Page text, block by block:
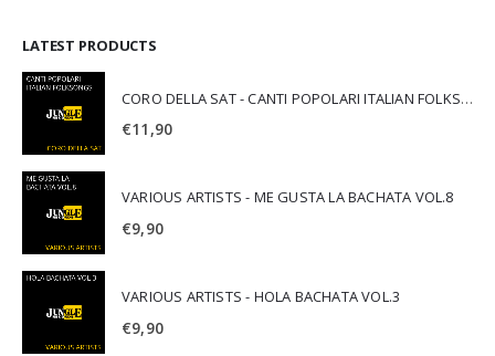
LATEST PRODUCTS
CORO DELLA SAT - CANTI POPOLARI ITALIAN FOLKSONGS
€11,90
VARIOUS ARTISTS - ME GUSTA LA BACHATA VOL.8
€9,90
VARIOUS ARTISTS - HOLA BACHATA VOL.3
€9,90